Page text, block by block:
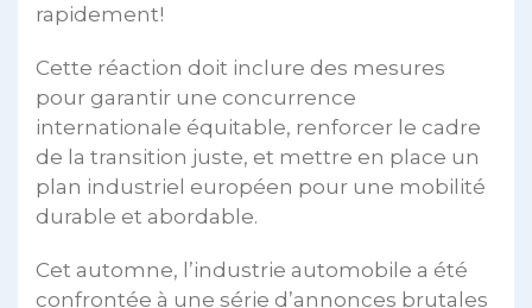
rapidement!
Cette réaction doit inclure des mesures
pour garantir une concurrence
internationale équitable, renforcer le cadre
de la transition juste, et mettre en place un
plan industriel européen pour une mobilité
durable et abordable.
Cet automne, l’industrie automobile a été
confrontée à une série d’annonces brutales